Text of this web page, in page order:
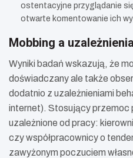
ostentacyjne przyglądanie
otwarte komentowanie ich
Mobbing a uzależnienia
Wyniki badań wskazują, że
doświadczany ale także
dodatnio z uzależnieniami
internet). Stosujący
uzależnione od pracy:
czy współpracownicy o
zawyżonym poczuciem